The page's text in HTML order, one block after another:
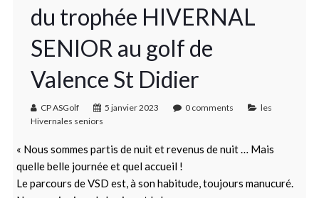
du trophée HIVERNAL
SENIOR au golf de
Valence St Didier
CP ASGolf 5 janvier 2023 0 comments
les
Hivernales seniors
« Nous sommes partis de nuit et revenus de nuit … Mais
quelle belle journée et quel accueil !
Le parcours de VSD est, à son habitude, toujours manucuré.